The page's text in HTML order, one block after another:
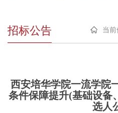
招标公告 当前
西安培华学院一流学院
条件保障提升(基础设备
选人